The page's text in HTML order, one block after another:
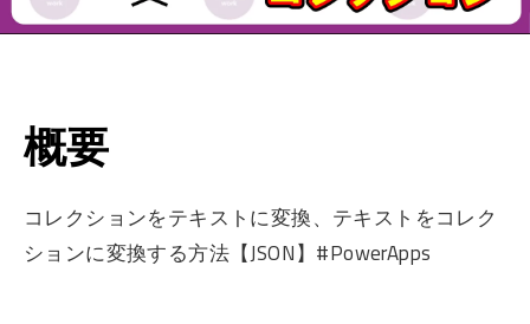
概要
コレクションをテキストに変換、テキストをコレク
ションに変換する方法【JSON】#PowerApps